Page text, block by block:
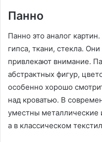
Панно
Панно это аналог
гипса, ткани, стекла.
привлекают внимание.
абстрактных фигур,
особенно хорошо
над кроватью. В
уместны металлические
а в классическом